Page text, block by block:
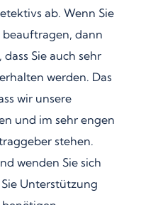
ab. Wenn Sie
beauftragen, dann
Sie auch sehr
werden. Das
wir unsere
und im sehr engen
stehen.
wenden Sie sich
Unterstützung